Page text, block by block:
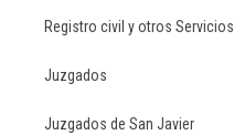
Registro civil y otros Servicios
Juzgados
Juzgados de San Javier